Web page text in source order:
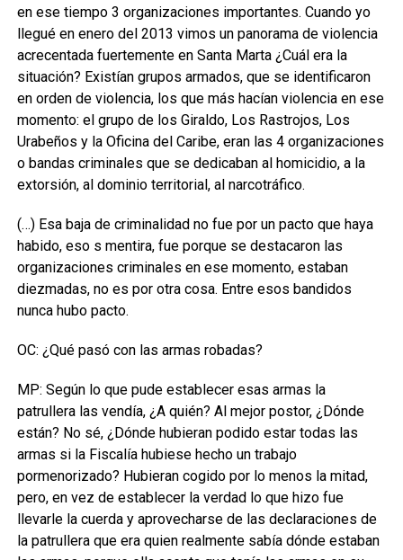
en ese tiempo 3 organizaciones importantes. Cuando yo
llegué en enero del 2013 vimos un panorama de violencia
acrecentada fuertemente en Santa Marta ¿Cuál era la
situación? Existían grupos armados, que se identificaron
en orden de violencia, los que más hacían violencia en ese
momento: el grupo de los Giraldo, Los Rastrojos, Los
Urabeños y la Oficina del Caribe, eran las 4 organizaciones
o bandas criminales que se dedicaban al homicidio, a la
extorsión, al dominio territorial, al narcotráfico.
(…) Esa baja de criminalidad no fue por un pacto que haya
habido, eso s mentira, fue porque se destacaron las
organizaciones criminales en ese momento, estaban
diezmadas, no es por otra cosa. Entre esos bandidos
nunca hubo pacto.
OC: ¿Qué pasó con las armas robadas?
MP: Según lo que pude establecer esas armas la
patrullera las vendía, ¿A quién? Al mejor postor, ¿Dónde
están? No sé, ¿Dónde hubieran podido estar todas las
armas si la Fiscalía hubiese hecho un trabajo
pormenorizado? Hubieran cogido por lo menos la mitad,
pero, en vez de establecer la verdad lo que hizo fue
llevarle la cuerda y aprovecharse de las declaraciones de
la patrullera que era quien realmente sabía dónde estaban